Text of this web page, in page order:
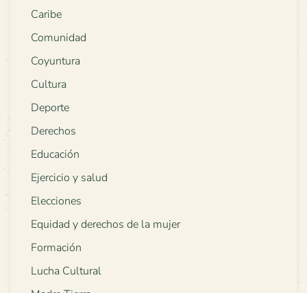
Caribe
Comunidad
Coyuntura
Cultura
Deporte
Derechos
Educación
Ejercicio y salud
Elecciones
Equidad y derechos de la mujer
Formación
Lucha Cultural